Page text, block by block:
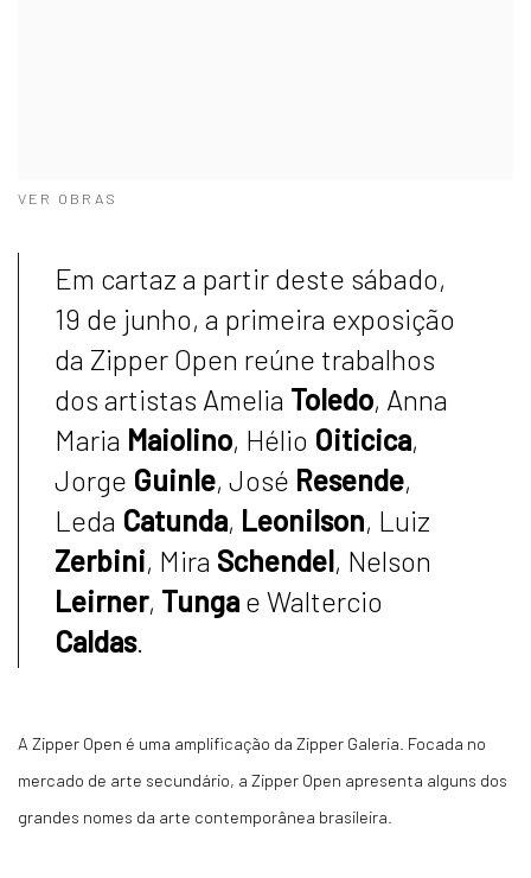
VER OBRAS
Em cartaz a partir deste sábado,
19 de junho, a primeira exposição
da Zipper Open reúne trabalhos
dos artistas Amelia Toledo, Anna
Maria Maiolino, Hélio Oiticica,
Jorge Guinle, José Resende,
Leda Catunda, Leonilson, Luiz
Zerbini, Mira Schendel, Nelson
Leirner, Tunga e Waltercio
Caldas.
A Zipper Open é uma amplificação da Zipper Galeria. Focada no
mercado de arte secundário, a Zipper Open apresenta alguns dos
grandes nomes da arte contemporânea brasileira.